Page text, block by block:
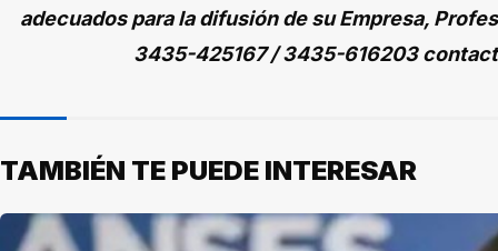
adecuados para la difusión de su Empresa,
3435-425167 / 3435-616203
TAMBIÉN TE PUEDE INTERESAR